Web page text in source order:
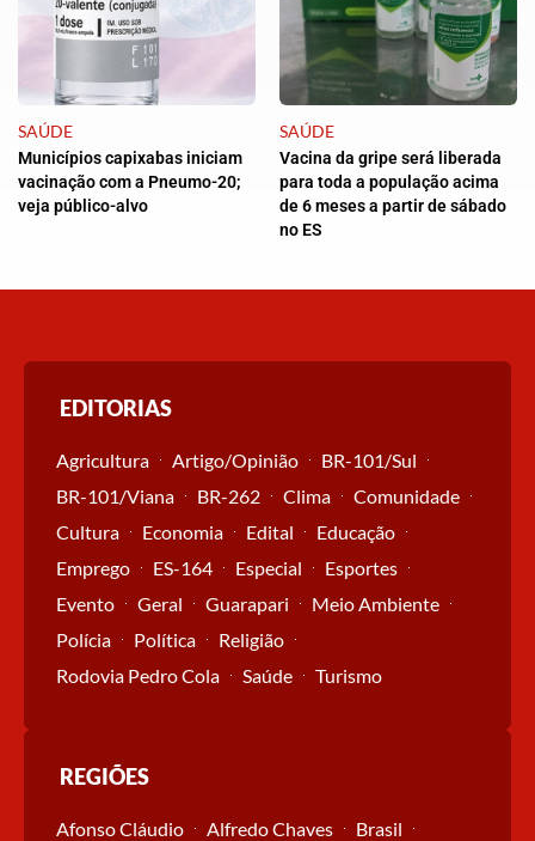
SAÚDE
Municípios capixabas iniciam
vacinação com a Pneumo-20;
veja público-alvo
SAÚDE
Vacina da gripe será liberada
para toda a população acima
de 6 meses a partir de sábado
no ES
EDITORIAS
Agricultura Artigo/Opinião
BR-101/Sul
BR-101/Viana
BR-262 Clima
Comunidade
Cultura
Economia Edital
Educação
Emprego
ES-164 Especial
Esportes
Evento
Geral Guarapari
Meio Ambiente
Polícia
Política
Religião
Rodovia Pedro Cola
Saúde Turismo
REGIÕES
Afonso Cláudio Alfredo Chaves
Brasil